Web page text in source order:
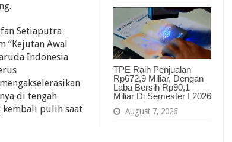
TPE Raih Penjualan
Rp672,9 Miliar, Dengan
Laba Bersih Rp90,1
Miliar Di Semester I 2026
August 7, 2026
Setiaputra
“Kejutan Awal
Indonesia
di tengah
pulih saat